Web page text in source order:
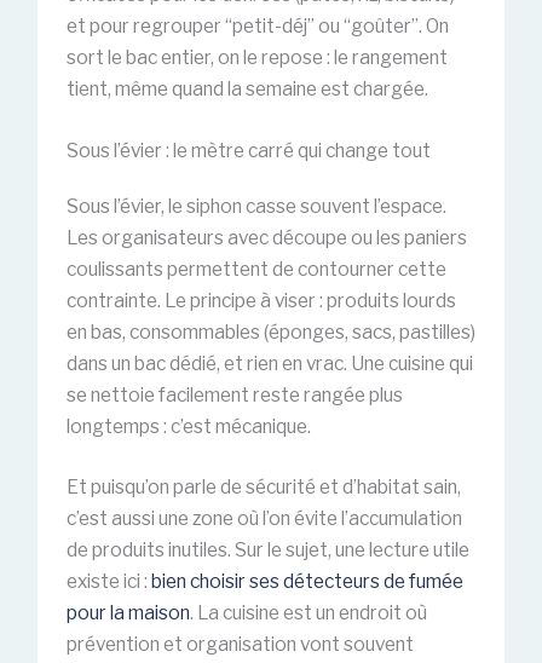
et pour regrouper “petit-déj” ou “goûter”. On
sort le bac entier, on le repose : le rangement
tient, même quand la semaine est chargée.
Sous l’évier : le mètre carré qui change tout
Sous l’évier, le siphon casse souvent l’espace.
Les organisateurs avec découpe ou les paniers
coulissants permettent de contourner cette
contrainte. Le principe à viser : produits lourds
en bas, consommables (éponges, sacs, pastilles)
dans un bac dédié, et rien en vrac. Une cuisine qui
se nettoie facilement reste rangée plus
longtemps : c’est mécanique.
Et puisqu’on parle de sécurité et d’habitat sain,
c’est aussi une zone où l’on évite l’accumulation
de produits inutiles. Sur le sujet, une lecture utile
existe ici : bien choisir ses détecteurs de fumée
pour la maison. La cuisine est un endroit où
prévention et organisation vont souvent